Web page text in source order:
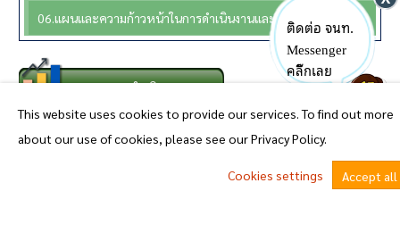
ติดต่อ จนท.
Messenger
คลิ๊กเลย
06.แผนและความก้าวหน้าในการดำเนินงานและการใช้จ่ายงบประมาณประจำปี 2569
รายงานผลดำเนินงาน
07.รายงานผลการดำเนินงานประจำปี
This website uses cookies to provide our services. To find out more
about our use of cookies, please see our Privacy Policy.
Cookies settings Accept all